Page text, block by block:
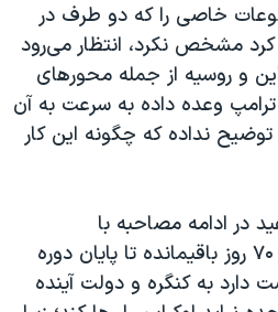
خاصی را که دو طرف در
مشخص نکرد، انتظار می‌رود
و روسیه از جمله محورهای
وعده داده به سرعت به آن
توضیح نداده که چگونه این کار
در ادامه مصاحبه با
سی‌بی‌اس گفت، بایدن در ۷۰ روز باقیمانده تا پایان دوره
به کنگره و دولت آینده